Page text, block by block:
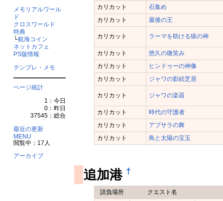
メモリアルワール
ド
クロスワールド
特典
└航海コイン
ネットカフェ
PS版情報
テンプレ・メモ
ページ統計
1：今日
0：昨日
37545：総合
最近の更新
MENU
閲覧中：17人
アーカイブ
カリカット
石集め
カリカット
最後の王
カリカット ラーマを助ける猿の神
カリカット
悠久の微笑み
カリカット
ヒンドゥーの神像
カリカット
ジャワの影絵芝居
カリカット ジャワの楽器
カリカット
時代の守護者
カリカット
アプサラの舞
カリカット
鳥と太陽の宝玉
追加港 †
請負場所
クエスト名